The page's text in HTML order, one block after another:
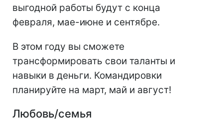
выгодной работы будут с конца
февраля, мае-июне и сентябре.
В этом году вы сможете
трансформировать свои таланты и
навыки в деньги. Командировки
планируйте на март, май и август!
Любовь/семья